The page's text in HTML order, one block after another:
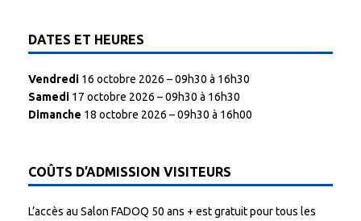
DATES ET HEURES
Vendredi 16 octobre 2026 – 09h30 à 16h30
Samedi 17 octobre 2026 – 09h30 à 16h30
Dimanche 18 octobre 2026 – 09h30 à 16h00
COÛTS D’ADMISSION VISITEURS
L’accès au Salon FADOQ 50 ans + est gratuit pour tous les